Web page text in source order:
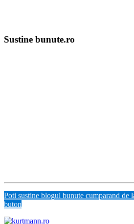
Sustine bunute.ro
Poti sustine blogul bunute cumparand de
buton